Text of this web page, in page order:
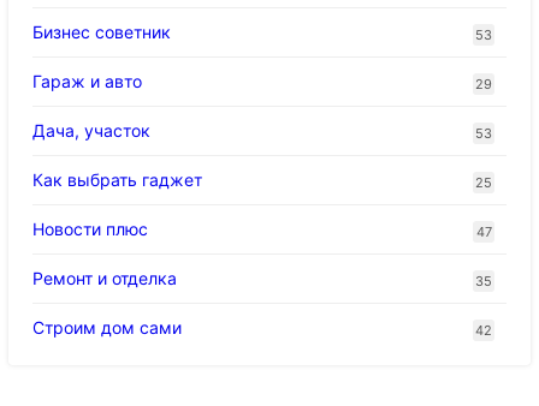
Бизнес советник 53
Гараж и авто 29
Дача, участок 53
Как выбрать гаджет 25
Новости плюс 47
Ремонт и отделка 35
Строим дом сами 42